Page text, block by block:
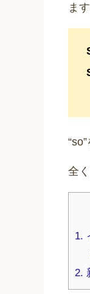
ま
全
1.
2.